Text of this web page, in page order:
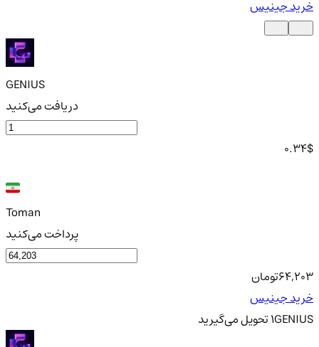
خرید جینیس
GENIUS
دریافت می‌کنید
0.34$
Toman
پرداخت می‌کنید
64,203تومان
خرید جینیس
1GENIUSتحویلمی‌گیرید